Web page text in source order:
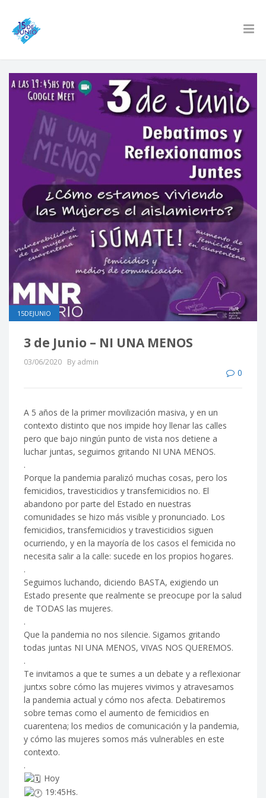
15DEJUNIO
3 de Junio – NI UNA MENOS
03/06/2020 By admin
0
A 5 años de la primer movilización masiva, y en un
contexto distinto que nos impide hoy llenar las calles
pero que bajo ningún punto de vista nos detiene a
luchar juntas, seguimos gritando NI UNA MENOS.
.
Porque la pandemia paralizó muchas cosas, pero los
femicidios, travesticidios y transfemicidios no. El
abandono por parte del Estado en nuestras
comunidades se hizo más visible y pronunciado. Los
femicidios, transfemicidios y travesticidios siguen
ocurriendo, y en la mayoría de los casos el femicida no
necesita salir a la calle: sucede en los propios hogares.
.
Seguimos luchando, diciendo BASTA, exigiendo un
Estado presente que realmente se preocupe por la salud
de TODAS las mujeres.
.
Que la pandemia no nos silencie. Sigamos gritando
todas juntas NI UNA MENOS, VIVAS NOS QUEREMOS.
.
Te invitamos a que te sumes a un debate y a reflexionar
juntxs sobre cómo las mujeres vivimos y atravesamos
la pandemia actual y cómo nos afecta. Debatiremos
sobre temas como el aumento de femicidios en
cuarentena; los medios de comunicación y la pandemia,
y cómo las mujeres somos más vulnerables en este
contexto.
.
Hoy
19:45Hs.